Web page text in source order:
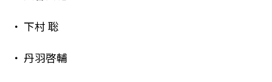
下村 聡
丹羽啓輔